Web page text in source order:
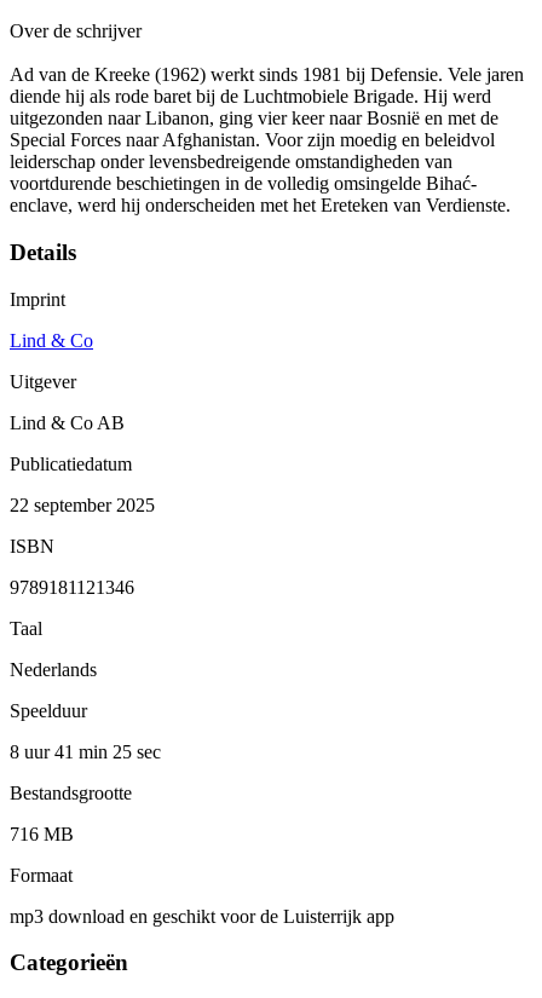
Over de schrijver
Ad van de Kreeke (1962) werkt sinds 1981 bij Defensie. Vele jaren
diende hij als rode baret bij de Luchtmobiele Brigade. Hij werd
uitgezonden naar Libanon, ging vier keer naar Bosnië en met de
Special Forces naar Afghanistan. Voor zijn moedig en beleidvol
leiderschap onder levensbedreigende omstandigheden van
voortdurende beschietingen in de volledig omsingelde Bihać-
enclave, werd hij onderscheiden met het Ereteken van Verdienste.
Details
Imprint
Lind & Co
Uitgever
Lind & Co AB
Publicatiedatum
22 september 2025
ISBN
9789181121346
Taal
Nederlands
Speelduur
8 uur 41 min 25 sec
Bestandsgrootte
716 MB
Formaat
mp3 download en geschikt voor de Luisterrijk app
Categorieën